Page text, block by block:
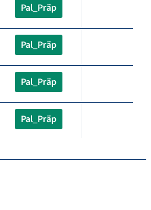
Pal_Präp
Pal_Präp
Pal_Präp
Pal_Präp